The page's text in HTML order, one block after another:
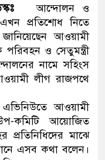
খান’
অবৈধ বিদেশি পিস্তল,
গ্যাংয়ের চার শিশু
আন্দোলন ও
প্রতিশোধ নিতে
আওয়ামী
ও সেতুমন্ত্রী
নামে সহিংস
লীগ রাজপথে
এভিনিউতে আওয়ামী
কমিটি আয়োজিত
মাঝে
এসব কথা বলেন।